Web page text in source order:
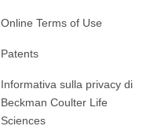
Online Terms of Use
Patents
Informativa sulla privacy di
Beckman Coulter Life
Sciences